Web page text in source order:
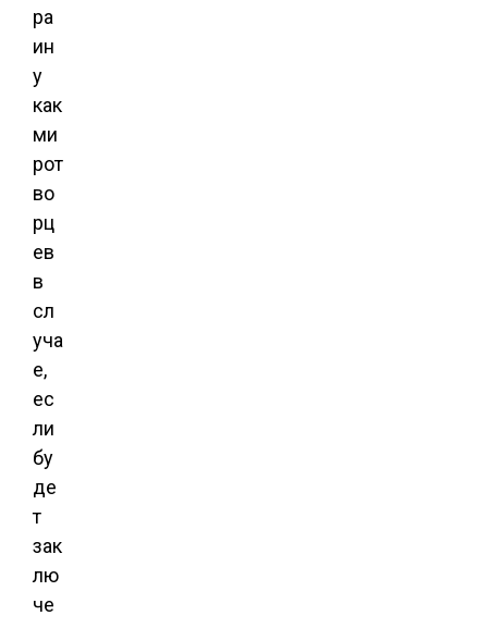
ра
ин
у
как
ми
рот
во
рц
ев
в
сл
уча
е,
ес
ли
бу
де
т
зак
лю
че